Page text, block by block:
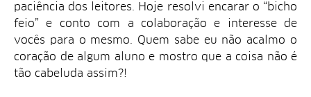
paciência dos leitores. Hoje resolvi encarar o “bicho
feio” e conto com a colaboração e interesse de
vocês para o mesmo. Quem sabe eu não acalmo o
coração de algum aluno e mostro que a coisa não é
tão cabeluda assim?!